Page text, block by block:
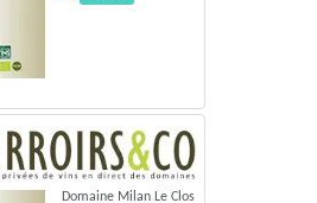
Domaine Milan Le Clos